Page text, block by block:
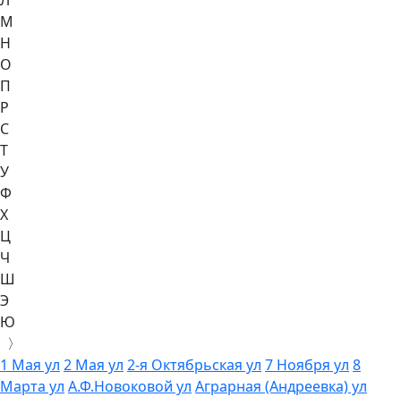
М
Н
О
П
Р
С
Т
У
Ф
Х
Ц
Ч
Ш
Э
Ю
〉
1 Мая ул 2 Мая ул 2-я Октябрьская ул 7 Ноября ул 8
Марта ул А.Ф.Новоковой ул Аграрная (Андреевка) ул